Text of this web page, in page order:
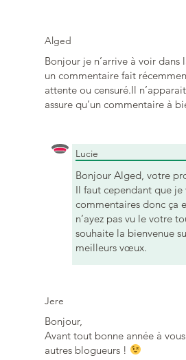
Alged
Bonjour je n’arrive à voir
un commentaire fait
attente ou censuré.Il
assure qu’un commentaire à
Lucie
Bonjour Alged, votre
Il faut cependant que je
commentaires donc ça
n’ayez pas vu le votre
souhaite la bienvenue
meilleurs vœux.
Jere
Bonjour,
Avant tout bonne année à
autres blogueurs !